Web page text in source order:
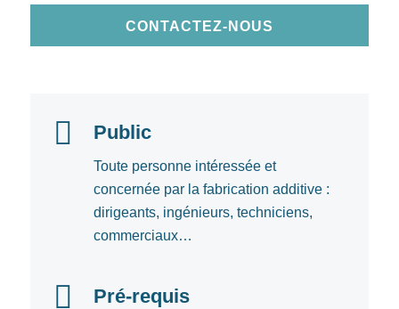
CONTACTEZ-NOUS
Public
Toute personne intéressée et
concernée par la fabrication additive :
dirigeants, ingénieurs, techniciens,
commerciaux…
Pré-requis